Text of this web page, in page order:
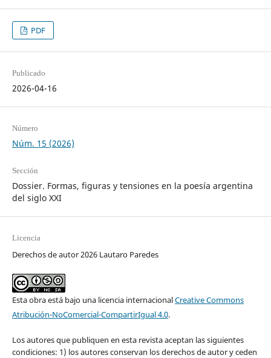
PDF
Publicado
2026-04-16
Número
Núm. 15 (2026)
Sección
Dossier. Formas, figuras y tensiones en la poesía argentina
del siglo XXI
Licencia
Derechos de autor 2026 Lautaro Paredes
Esta obra está bajo una licencia internacionalCreative Commons
Atribución-NoComercial-CompartirIgual 4.0.
Los autores que publiquen en esta revista aceptan las siguientes
condiciones: 1) los autores conservan los derechos de autor y ceden